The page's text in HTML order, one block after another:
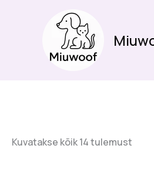
Kuvatakse kõik 14 tulemust